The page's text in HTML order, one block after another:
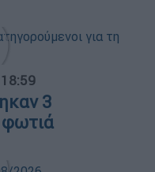
3
φωτιά